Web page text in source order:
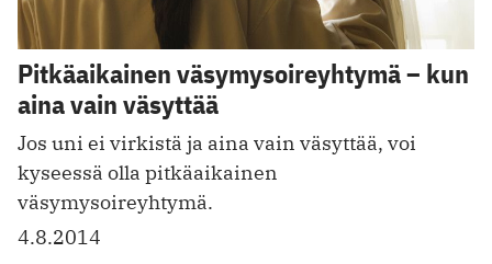
Pitkäaikainen väsymysoireyhtymä – kun
aina vain väsyttää
Jos uni ei virkistä ja aina vain väsyttää, voi
kyseessä olla pitkäaikainen
väsymysoireyhtymä.
4.8.2014